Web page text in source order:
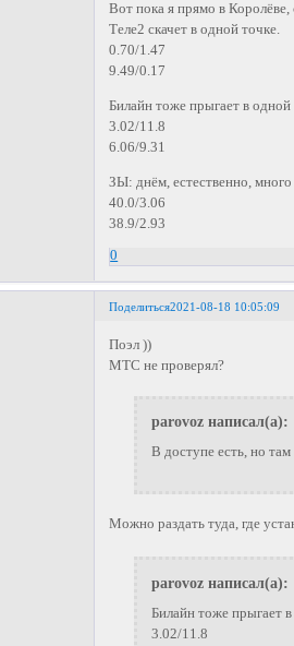
Вот пока я прямо в
Теле2 скачет в одной точке.
0.70/1.47
9.49/0.17
Билайн тоже прыгает в
3.02/11.8
6.06/9.31
ЗЫ: днём, естественно,
40.0/3.06
38.9/2.93
0
Поделиться2021-08-18 10:05:09
Поэл ))
МТС не проверял?
parovoz написал(а):
В доступе есть, но там
Можно раздать туда, где
parovoz написал(а):
Билайн тоже прыгает
3.02/11.8